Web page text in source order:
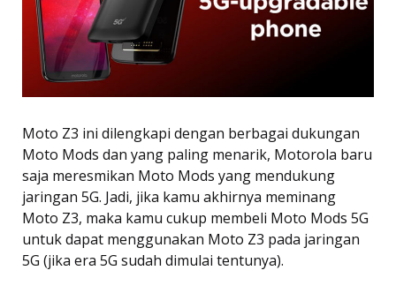
Moto Z3 ini dilengkapi dengan berbagai dukungan
Moto Mods dan yang paling menarik, Motorola baru
saja meresmikan Moto Mods yang mendukung
jaringan 5G. Jadi, jika kamu akhirnya meminang
Moto Z3, maka kamu cukup membeli Moto Mods 5G
untuk dapat menggunakan Moto Z3 pada jaringan
5G (jika era 5G sudah dimulai tentunya).